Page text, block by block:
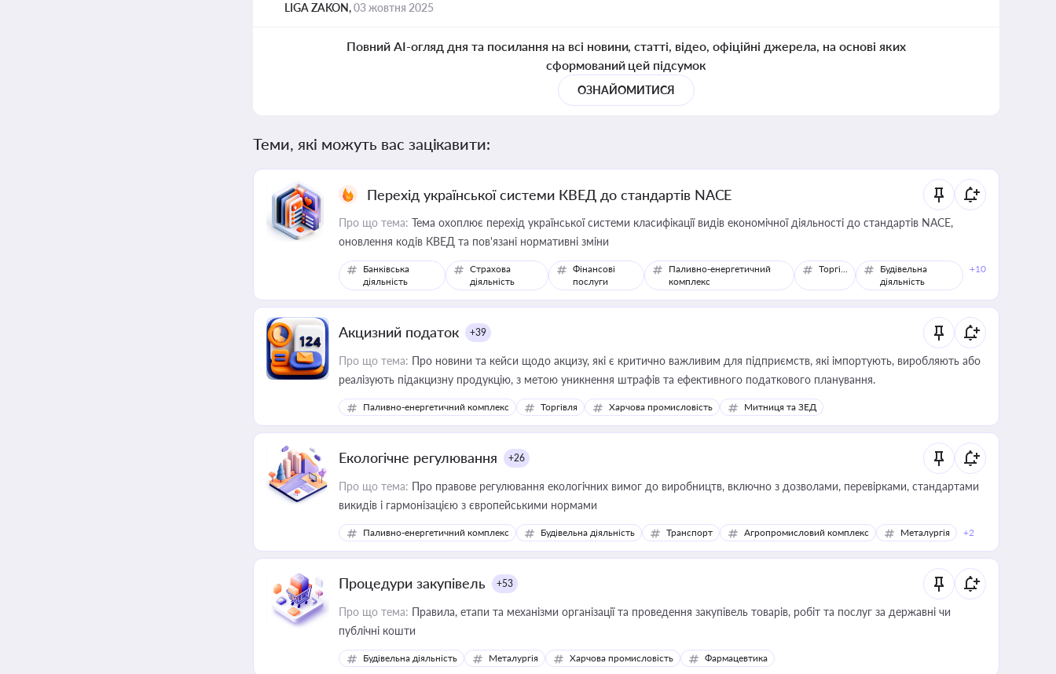
LIGA ZAKON,03 жовтня 2025
Повний AI-огляд дня та посилання на всі новини, статті, відео, офіційні джерела, на основі яких
сформований цей підсумок
ОЗНАЙОМИТИСЯ
Теми, які можуть вас зацікавити:
Перехід української системи КВЕД до стандартів NACE
Про що тема: Тема охоплює перехід української системи класифікації видів економічної діяльності до стандартів NACE,
оновлення кодів КВЕД та пов'язані нормативні зміни
Банківська
діяльність
Страхова
діяльність
Фінансові
послуги
Паливно-енергетичний
комплекс
Торгівля
Будівельна
діяльність
+10
Акцизний податок +39
Про що тема: Про новини та кейси щодо акцизу, які є критично важливим для підприємств, які імпортують, виробляють або
реалізують підакцизну продукцію, з метою уникнення штрафів та ефективного податкового планування.
Паливно-енергетичний комплекс Торгівля Харчова промисловість Митниця та ЗЕД
Екологічне регулювання +26
Про що тема: Про правове регулювання екологічних вимог до виробництв, включно з дозволами, перевірками, стандартами
викидів і гармонізацією з європейськими нормами
Паливно-енергетичний комплекс Будівельна діяльність Транспорт Агропромисловий комплекс Металургія +2
Процедури закупівель +53
Про що тема: Правила, етапи та механізми організації та проведення закупівель товарів, робіт та послуг за державні чи
публічні кошти
Будівельна діяльність Металургія Харчова промисловість Фармацевтика